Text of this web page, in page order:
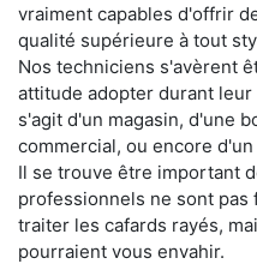
vraiment capables d'offrir
qualité supérieure à tout
Nos techniciens s'avèrent
attitude adopter durant
s'agit d'un magasin, d'une
commercial, ou encore
Il se trouve être important
professionnels ne sont
traiter les cafards rayés,
pourraient vous envahir.